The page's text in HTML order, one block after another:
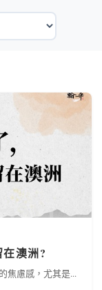
澳洲?
焦慮感，尤其是...